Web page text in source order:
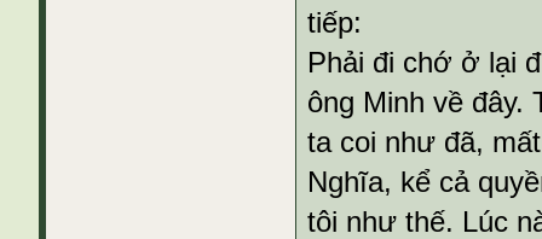
tiếp:
Phải đi chớ ở lại
ông Minh về đây.
ta coi như đã,
Nghĩa, kể cả
tôi như thế. Lúc